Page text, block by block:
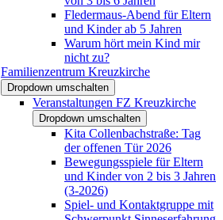
Fledermaus-Abend für Eltern
und Kinder ab 5 Jahren
Warum hört mein Kind mir
nicht zu?
Familienzentrum Kreuzkirche
Dropdown umschalten
Veranstaltungen FZ Kreuzkirche
Dropdown umschalten
Kita Collenbachstraße: Tag
der offenen Tür 2026
Bewegungsspiele für Eltern
und Kinder von 2 bis 3 Jahren
(3-2026)
Spiel- und Kontaktgruppe mit